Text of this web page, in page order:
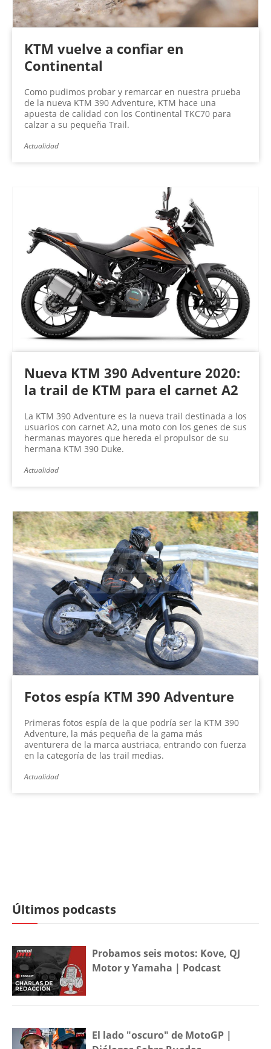
KTM vuelve a confiar en
Continental
Como pudimos probar y remarcar en nuestra prueba
de la nueva KTM 390 Adventure, KTM hace una
apuesta de calidad con los Continental TKC70 para
calzar a su pequeña Trail.
Actualidad
Nueva KTM 390 Adventure 2020:
la trail de KTM para el carnet A2
La KTM 390 Adventure es la nueva trail destinada a los
usuarios con carnet A2, una moto con los genes de sus
hermanas mayores que hereda el propulsor de su
hermana KTM 390 Duke.
Actualidad
Fotos espía KTM 390 Adventure
Primeras fotos espía de la que podría ser la KTM 390
Adventure, la más pequeña de la gama más
aventurera de la marca austriaca, entrando con fuerza
en la categoría de las trail medias.
Actualidad
Últimos podcasts
Probamos seis motos: Kove, QJ
Motor y Yamaha | Podcast
El lado "oscuro" de MotoGP |